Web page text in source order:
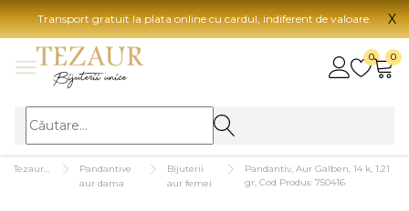
Transport gratuit la plata online cu cardul, indiferent de valoare. X
0 0
BIJUTERII
BIJUTERII FEMEI
Inele
Pandantive
aur dama
Bijuterii
aur femei
Pandantiv, Aur Galben, 14 k, 1.21
gr, Cod Produs: 750416